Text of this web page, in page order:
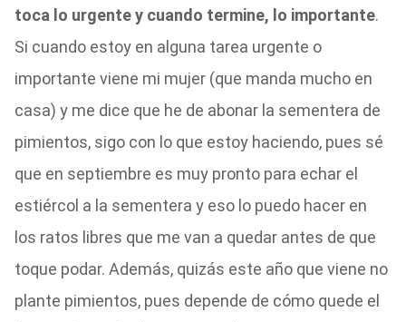
toca lo urgente y cuando termine, lo importante.
Si cuando estoy en alguna tarea urgente o
importante viene mi mujer (que manda mucho en
casa) y me dice que he de abonar la sementera de
pimientos, sigo con lo que estoy haciendo, pues sé
que en septiembre es muy pronto para echar el
estiércol a la sementera y eso lo puedo hacer en
los ratos libres que me van a quedar antes de que
toque podar. Además, quizás este año que viene no
plante pimientos, pues depende de cómo quede el